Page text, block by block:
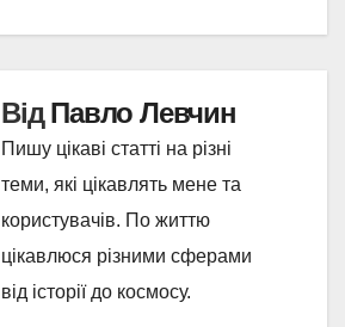
ВідПавло Левчин
Пишу цікаві статті на різні
теми, які цікавлять мене та
користувачів. По життю
цікавлюся різними сферами
від історії до космосу.